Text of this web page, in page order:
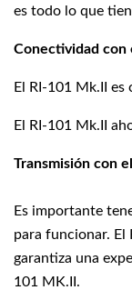
es todo lo que
Conectividad con
El RI-101 Mk.II
El RI-101 Mk.II
Transmisión con
Es importante
para funcionar. El
garantiza una
101 MK.II.